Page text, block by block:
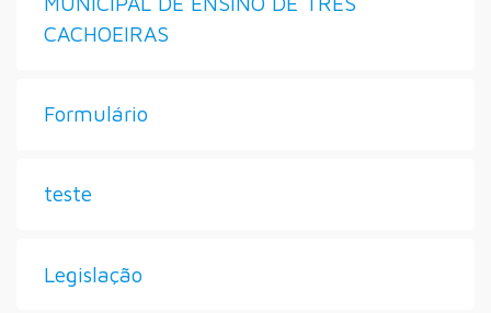
CACHOEIRAS
Formulário
teste
Legislação